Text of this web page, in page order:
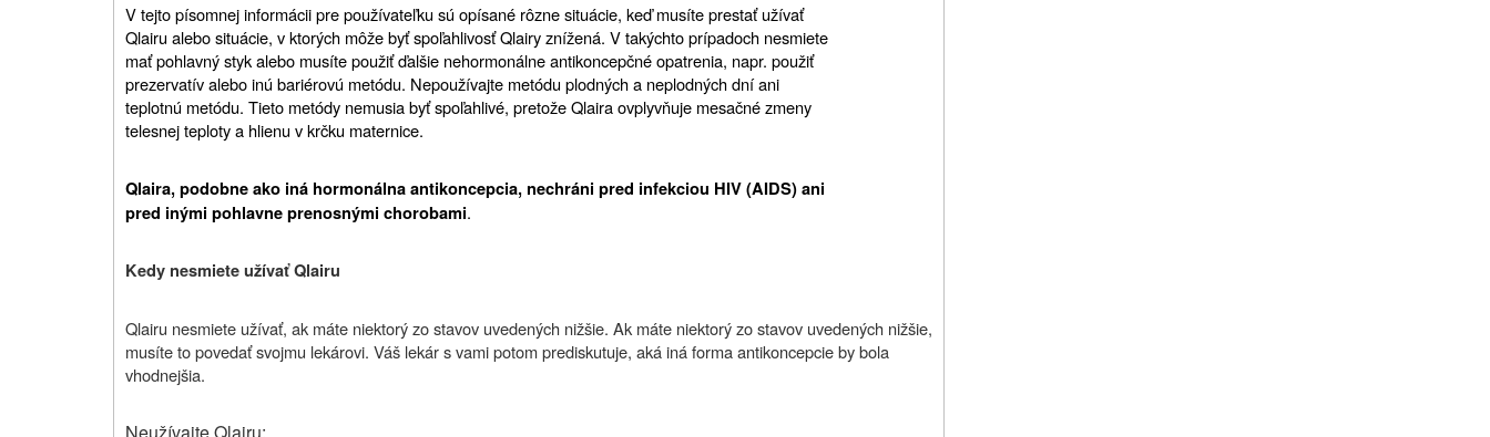
V tejto písomnej informácii pre používateľku sú opísané rôzne situácie, keď musíte prestať užívať
Qlairu alebo situácie, v ktorých môže byť spoľahlivosť Qlairy znížená. V takýchto prípadoch nesmiete
mať pohlavný styk alebo musíte použiť ďalšie nehormonálne antikoncepčné opatrenia, napr. použiť
prezervatív alebo inú bariérovú metódu. Nepoužívajte metódu plodných a neplodných dní ani
teplotnú metódu. Tieto metódy nemusia byť spoľahlivé, pretože Qlaira ovplyvňuje mesačné zmeny
telesnej teploty a hlienu v krčku maternice.
Qlaira, podobne ako iná hormonálna antikoncepcia, nechráni pred infekciou HIV (AIDS) ani
pred inými pohlavne prenosnými chorobami.
Kedy nesmiete užívať Qlairu
Qlairu nesmiete užívať, ak máte niektorý zo stavov uvedených nižšie. Ak máte niektorý zo stavov uvedených nižšie,
musíte to povedať svojmu lekárovi. Váš lekár s vami potom prediskutuje, aká iná forma antikoncepcie by bola
vhodnejšia.